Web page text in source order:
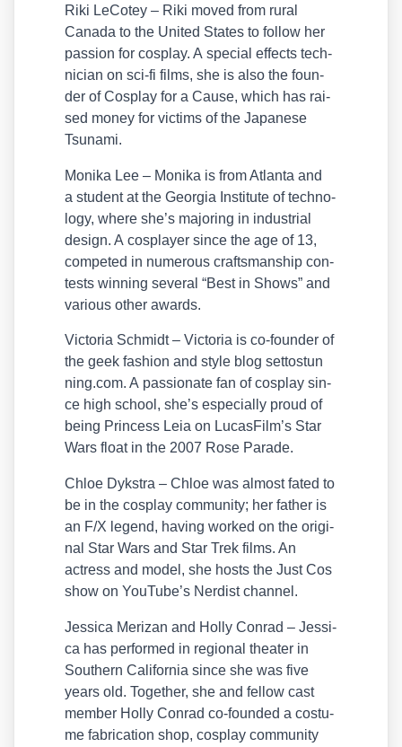
Riki LeCotey – Riki moved from rural
Cana­da to the United Sta­tes to fol­low her
pas­si­on for cos­play. A spe­cial effects tech­
ni­ci­an on sci-fi films, she is also the foun­
der of Cos­play for a Cau­se, which has rai­
sed money for vic­tims of the Japa­ne­se
Tsu­na­mi.
Moni­ka Lee – Moni­ka is from Atlan­ta and
a stu­dent at the Geor­gia Insti­tu­te of tech­no­
lo­gy, whe­re she’s majo­ring in indus­tri­al
design. A cos­play­er sin­ce the age of 13,
com­pe­ted in num­e­rous craft­sman­ship con­
tests win­ning seve­ral “Best in Shows” and
various other awards.
Vic­to­ria Schmidt – Vic­to­ria is co-foun­der of
the geek fashion and style blog set​tostun​
ning​.com. A pas­sio­na­te fan of cos­play sin­
ce high school, she’s espe­ci­al­ly proud of
being Prin­cess Leia on LucasFilm’s Star
Wars float in the 2007 Rose Para­de.
Chloe Dyk­s­tra – Chloe was almost fated to
be in the cos­play com­mu­ni­ty; her father is
an F/​X legend, having work­ed on the ori­gi­
nal Star Wars and Star Trek films. An
actress and model, she hosts the Just Cos
show on YouTube’s Ner­dist chan­nel.
Jes­si­ca Meri­zan and Hol­ly Con­rad – Jes­si­
ca has per­for­med in regio­nal thea­ter in
Sou­thern Cali­for­nia sin­ce she was five
years old. Tog­e­ther, she and fel­low cast
mem­ber Hol­ly Con­rad co-foun­ded a cos­tu­
me fabri­ca­ti­on shop, cos­play com­mu­ni­ty